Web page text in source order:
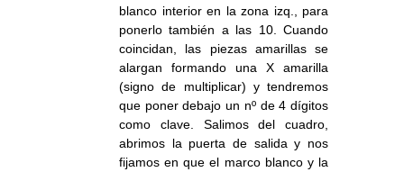
blanco interior en la zona izq., para
ponerlo también a las 10. Cuando
coincidan, las piezas amarillas se
alargan formando una X amarilla
(signo de multiplicar) y tendremos
que poner debajo un nº de 4 dígitos
como clave. Salimos del cuadro,
abrimos la puerta de salida y nos
fijamos en que el marco blanco y la